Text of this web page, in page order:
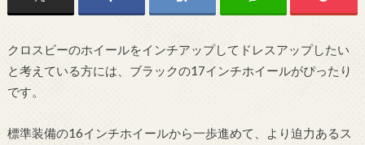
クロスビーのホイールをインチアップしてドレスアップしたい
と考えている方には、ブラックの17インチホイールがぴったり
です。
標準装備の16インチホイールから一歩進めて、より迫力あるス